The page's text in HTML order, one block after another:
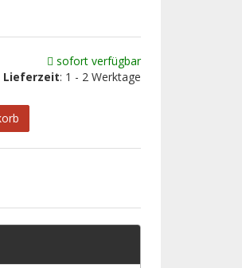
sofort verfügbar
Lieferzeit: 1 - 2 Werktage